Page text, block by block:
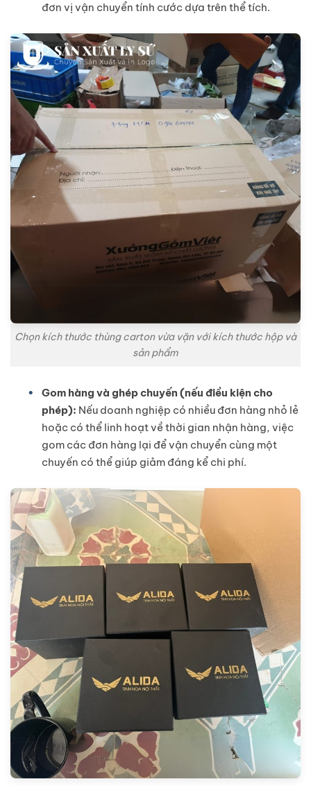
đơn vị vận chuyển tính cước dựa trên thể tích.
Chọn kích thước thùng carton vừa vặn với kích thước hộp và
sản phẩm
Gom hàng và ghép chuyến (nếu điều kiện cho
phép): Nếu doanh nghiệp có nhiều đơn hàng nhỏ lẻ
hoặc có thể linh hoạt về thời gian nhận hàng, việc
gom các đơn hàng lại để vận chuyển cùng một
chuyến có thể giúp giảm đáng kể chi phí.